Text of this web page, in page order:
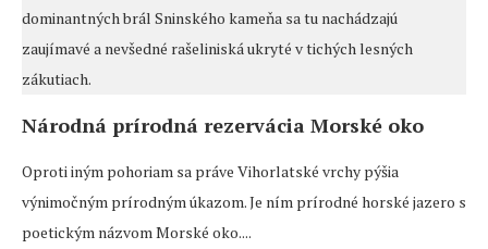
dominantných brál Sninského kameňa sa tu nachádzajú
zaujímavé a nevšedné rašeliniská ukryté v tichých lesných
zákutiach.
Národná prírodná rezervácia Morské oko
Oproti iným pohoriam sa práve Vihorlatské vrchy pýšia
výnimočným prírodným úkazom. Je ním prírodné horské jazero s
poetickým názvom Morské oko....